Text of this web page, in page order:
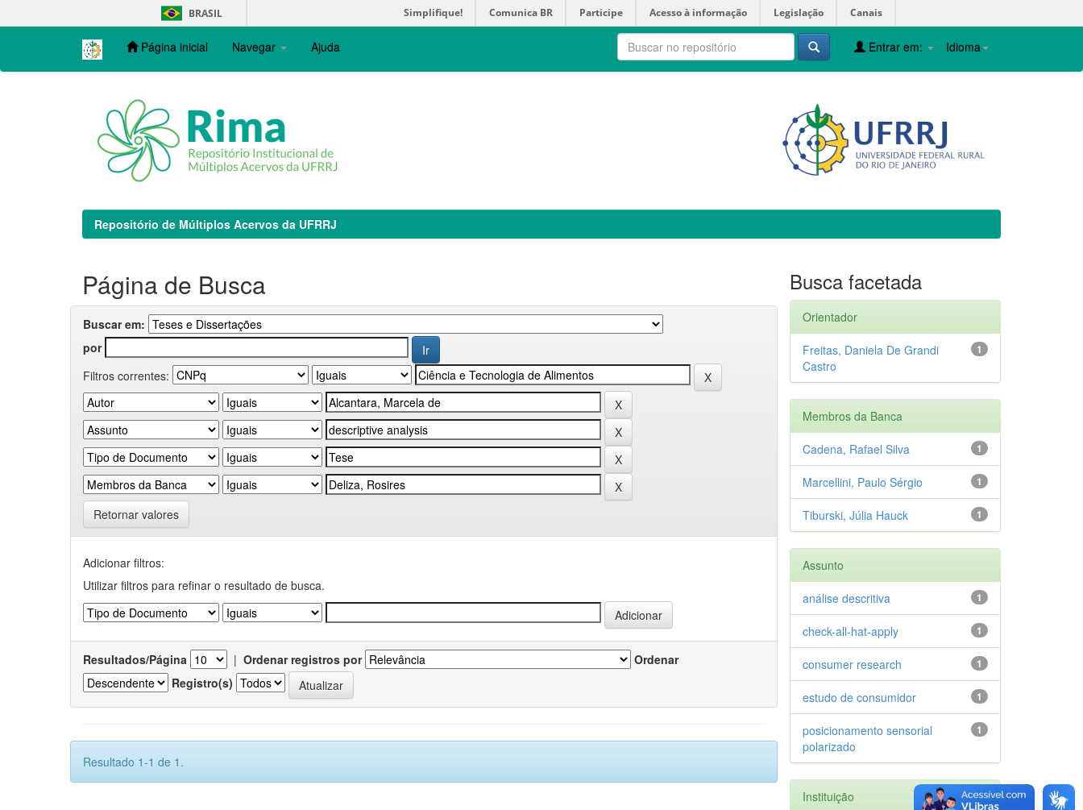
navigation
BRASIL Simplifique! Comunica BR Participe Acesso à informação Legislação Canais
Página inicial Navegar Ajuda Idioma
Entrar em:
Repositório de Múltiplos Acervos da UFRRJ
Página de Busca
Buscar em:
por
Filtros correntes:
Retornar valores
Adicionar filtros:
Utilizar filtros para refinar o resultado de busca.
Resultados/Página | Ordenar registros por
Ordenar
Registro(s)
Resultado 1-1 de 1.
Busca facetada
Orientador
1
Freitas, Daniela De Grandi
Castro
Membros da Banca
1
Cadena, Rafael Silva
1
Marcellini, Paulo Sérgio
1
Tiburski, Júlia Hauck
Assunto
1
análise descritiva
1
check-all-hat-apply
1
consumer research
1
estudo de consumidor
1
posicionamento sensorial
polarizado
Instituição